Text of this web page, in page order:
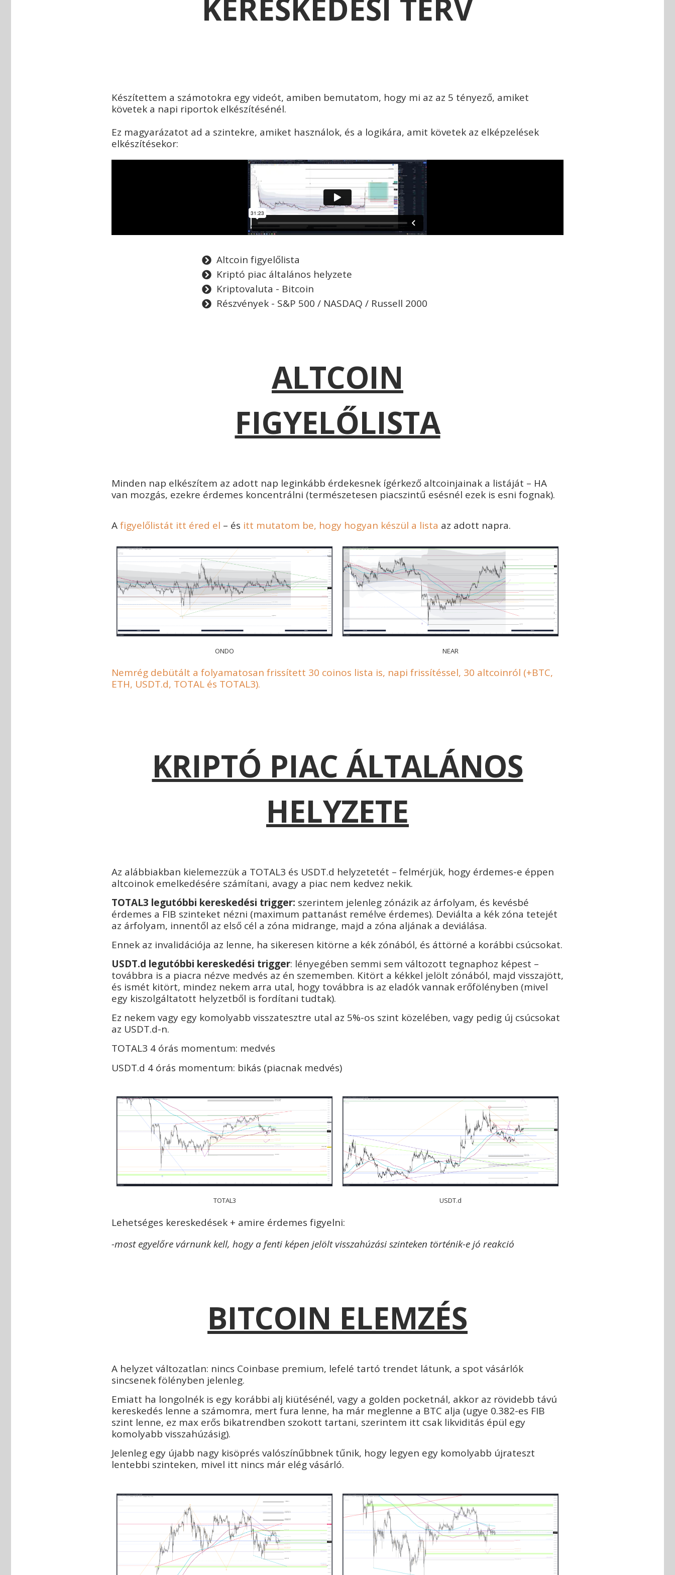
KERESKEDÉSI TERV
Készítettem a számotokra egy videót, amiben bemutatom, hogy mi az az 5 tényező, amiket
követek a napi riportok elkészítésénél.
Ez magyarázatot ad a szintekre, amiket használok, és a logikára, amit követek az elképzelések
elkészítésekor:
Altcoin figyelőlista
Kriptó piac általános helyzete
Kriptovaluta - Bitcoin
Részvények - S&P 500 / NASDAQ / Russell 2000
ALTCOIN
FIGYELŐLISTA
Minden nap elkészítem az adott nap leginkább érdekesnek ígérkező altcoinjainak a listáját – HA
van mozgás, ezekre érdemes koncentrálni (természetesen piacszintű esésnél ezek is esni fognak).
Afigyelőlistát itt éred el – és itt mutatom be, hogy hogyan készül a lista az adott napra.
ONDO NEAR
Nemrég debütált a folyamatosan frissített 30 coinos lista is, napi frissítéssel, 30 altcoinról (+BTC,
ETH, USDT.d, TOTAL és TOTAL3).
KRIPTÓ PIAC ÁLTALÁNOS
HELYZETE
Az alábbiakban kielemezzük a TOTAL3 és USDT.d helyzetetét – felmérjük, hogy érdemes-e éppen
altcoinok emelkedésére számítani, avagy a piac nem kedvez nekik.
TOTAL3 legutóbbi kereskedési trigger: szerintem jelenleg zónázik az árfolyam, és kevésbé
érdemes a FIB szinteket nézni (maximum pattanást remélve érdemes). Deviálta a kék zóna tetejét
az árfolyam, innentől az első cél a zóna midrange, majd a zóna aljának a deviálása.
Ennek az invalidációja az lenne, ha sikeresen kitörne a kék zónából, és áttörné a korábbi csúcsokat.
USDT.d legutóbbi kereskedési trigger: lényegében semmi sem változott tegnaphoz képest –
továbbra is a piacra nézve medvés az én szememben. Kitört a kékkel jelölt zónából, majd visszajött,
és ismét kitört, mindez nekem arra utal, hogy továbbra is az eladók vannak erőfölényben (mivel
egy kiszolgáltatott helyzetből is fordítani tudtak).
Ez nekem vagy egy komolyabb visszatesztre utal az 5%-os szint közelében, vagy pedig új csúcsokat
az USDT.d-n.
TOTAL3 4 órás momentum: medvés
USDT.d 4 órás momentum: bikás (piacnak medvés)
TOTAL3 USDT.d
Lehetséges kereskedések + amire érdemes figyelni:
-most egyelőre várnunk kell, hogy a fenti képen jelölt visszahúzási szinteken történik-e jó reakció
BITCOIN ELEMZÉS
A helyzet változatlan: nincs Coinbase premium, lefelé tartó trendet látunk, a spot vásárlók
sincsenek fölényben jelenleg.
Emiatt ha longolnék is egy korábbi alj kiütésénél, vagy a golden pocketnál, akkor az rövidebb távú
kereskedés lenne a számomra, mert fura lenne, ha már meglenne a BTC alja (ugye 0.382-es FIB
szint lenne, ez max erős bikatrendben szokott tartani, szerintem itt csak likviditás épül egy
komolyabb visszahúzásig).
Jelenleg egy újabb nagy kisöprés valószínűbbnek tűnik, hogy legyen egy komolyabb újrateszt
lentebbi szinteken, mivel itt nincs már elég vásárló.